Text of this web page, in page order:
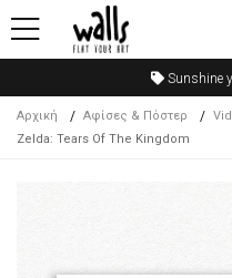
Sunshine
Αρχική Αφίσες & Πόστερ
Zelda: Tears Of The Kingdom